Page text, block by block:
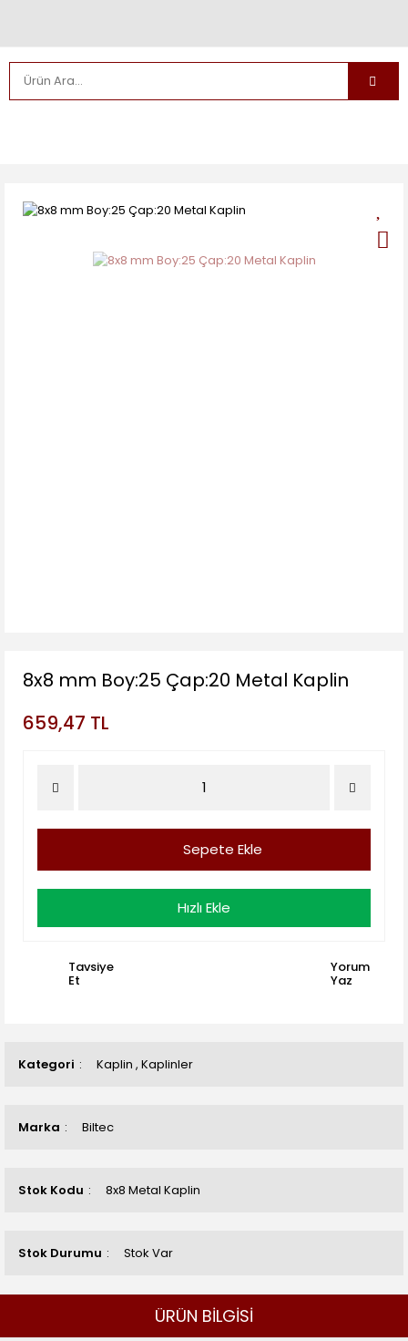
Kategori Kaplin , Kaplinler
Marka Biltec
Stok Kodu 8x8 Metal Kaplin
Stok Durumu Stok Var
8x8 mm Boy:25 Çap:20 Metal Kaplin
659,47 TL
Sepete Ekle
Hızlı Ekle
Tavsiye
Et
Yorum
Yaz
ÜRÜN BİLGİSİ